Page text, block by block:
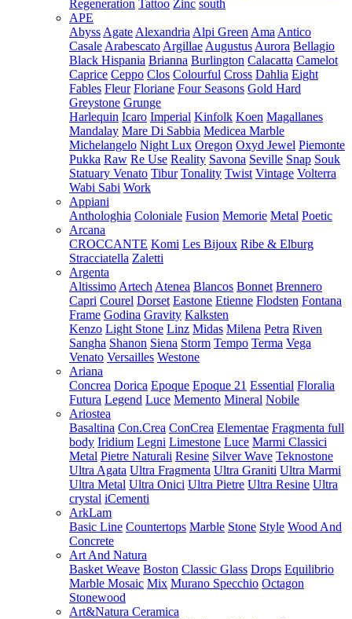
Regeneration Tattoo Zinc south
APE
Abyss Agate Alexandria Alpi Green Ama Antico
Casale Arabescato Argillae Augustus Aurora Bellagio
Black Hispania Brianna Burlington Calacatta Camelot
Caprice Ceppo Clos Colourful Cross Dahlia Eight
Fables Fleur Floriane Four Seasons Gold Hard
Greystone Grunge
Harlequin Icaro Imperial Kinfolk Koen Magallanes
Mandalay Mare Di Sabbia Medicea Marble
Michelangelo Night Lux Oregon Oxyd Jewel Piemonte
Pukka Raw Re Use Reality Savona Seville Snap Souk
Statuary Venato Tibur Tonality Twist Vintage Volterra
Wabi Sabi Work
Appiani
Anthologhia Coloniale Fusion Memorie Metal Poetic
Arcana
CROCCANTE Komi Les Bijoux Ribe & Elburg
Stracciatella Zaletti
Argenta
Altissimo Artech Atenea Blancos Bonnet Brennero
Capri Courel Dorset Eastone Etienne Flodsten Fontana
Frame Godina Gravity Kalksten
Kenzo Light Stone Linz Midas Milena Petra Riven
Sangha Shanon Siena Storm Tempo Terma Vega
Venato Versailles Westone
Ariana
Concrea Dorica Epoque Epoque 21 Essential Floralia
Futura Legend Luce Memento Mineral Nobile
Ariostea
Basaltina Con.Crea ConCrea Elementae Fragmenta full
body Iridium Legni Limestone Luce Marmi Classici
Metal Pietre Naturali Resine Silver Wave Teknostone
Ultra Agata Ultra Fragmenta Ultra Graniti Ultra Marmi
Ultra Metal Ultra Onici Ultra Pietre Ultra Resine Ultra
crystal iCementi
ArkLam
Basic Line Countertops Marble Stone Style Wood And
Concrete
Art And Natura
Basket Weave Boston Classic Glass Drops Equilibrio
Marble Mosaic Mix Murano Specchio Octagon
Stonewood
Art&Natura Ceramica